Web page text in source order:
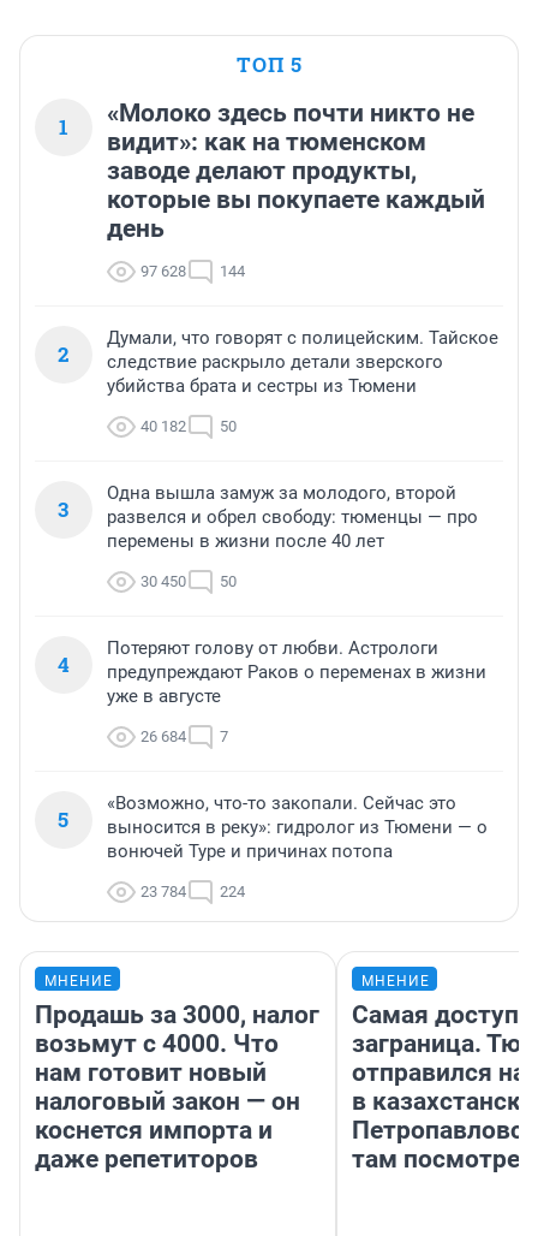
ТОП 5
1
«Молоко здесь почти никто не
видит»: как на тюменском
заводе делают продукты,
которые вы покупаете каждый
день
97 628 144
2
Думали, что говорят с полицейским. Тайское
следствие раскрыло детали зверского
убийства брата и сестры из Тюмени
40 182 50
3
Одна вышла замуж за молодого, второй
развелся и обрел свободу: тюменцы — про
перемены в жизни после 40 лет
30 450 50
4
Потеряют голову от любви. Астрологи
предупреждают Раков о переменах в жизни
уже в августе
26 684 7
5
«Возможно, что-то закопали. Сейчас это
выносится в реку»: гидролог из Тюмени — о
вонючей Туре и причинах потопа
23 784 224
МНЕНИЕ
Продашь за 3000, налог
возьмут с 4000. Что
нам готовит новый
налоговый закон — он
коснется импорта и
даже репетиторов
МНЕНИЕ
Самая
заграница.
отправился
в
там